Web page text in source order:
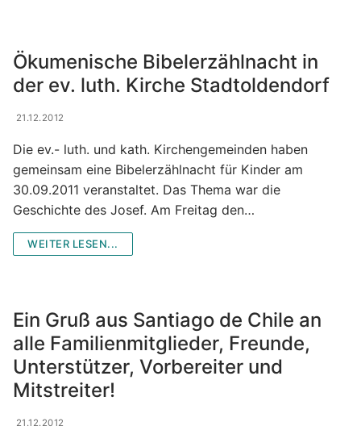
Ökumenische Bibelerzählnacht in
der ev. luth. Kirche Stadtoldendorf
21.12.2012
Die ev.- luth. und kath. Kirchengemeinden haben
gemeinsam eine Bibelerzählnacht für Kinder am
30.09.2011 veranstaltet. Das Thema war die
Geschichte des Josef. Am Freitag den…
WEITER LESEN...
Ein Gruß aus Santiago de Chile an
alle Familienmitglieder, Freunde,
Unterstützer, Vorbereiter und
Mitstreiter!
21.12.2012